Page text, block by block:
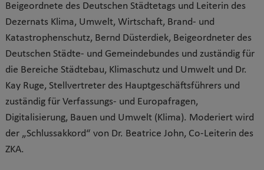
Beigeordnete des Deutschen Städtetags und Leiterin des
Dezernats Klima, Umwelt, Wirtschaft, Brand- und
Katastrophenschutz, Bernd Düsterdiek, Beigeordneter des
Deutschen Städte- und Gemeindebundes und zuständig für
die Bereiche Städtebau, Klimaschutz und Umwelt und Dr.
Kay Ruge, Stellvertreter des Hauptgeschäftsführers und
zuständig für Verfassungs- und Europafragen,
Digitalisierung, Bauen und Umwelt (Klima). Moderiert wird
der „Schlussakkord“ von Dr. Beatrice John, Co-Leiterin des
ZKA.